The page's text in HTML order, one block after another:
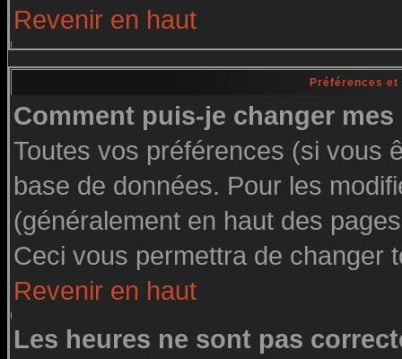
Revenir en haut
Préférences
Comment puis-je changer
Toutes vos préférences (si vous
base de données. Pour les
(généralement en haut des
Ceci vous permettra de changer
Revenir en haut
Les heures ne sont pas